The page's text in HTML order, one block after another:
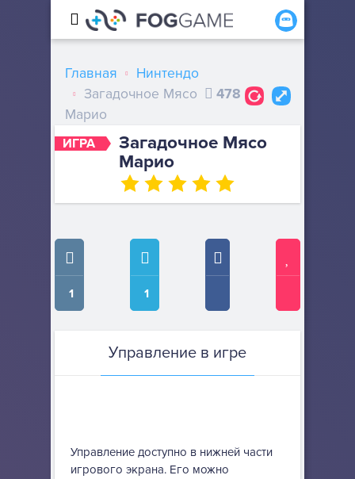
ИГРА
Загадочное Мясо
Марио
Главная
Нинтендо
Загадочное Мясо
Марио
478
1 1
Управление в игре
Управление доступно в нижней части
игрового экрана. Его можно